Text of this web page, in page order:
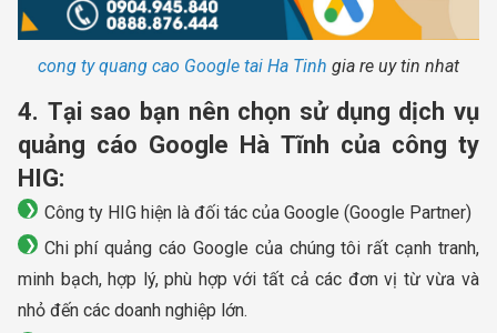
cong ty quang cao Google tai Ha Tinh gia re uy tin nhat
4. Tại sao bạn nên chọn sử dụng dịch vụ
quảng cáo Google Hà Tĩnh của công ty
HIG:
Công ty HIG hiện là đối tác của Google (Google Partner)
Chi phí quảng cáo Google của chúng tôi rất cạnh tranh,
minh bạch, hợp lý, phù hợp với tất cả các đơn vị từ vừa và
nhỏ đến các doanh nghiệp lớn.